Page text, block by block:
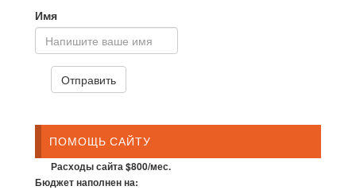
Имя
ПОМОЩЬ САЙТУ
Расходы сайта $800/мес.
Бюджет наполнен на: